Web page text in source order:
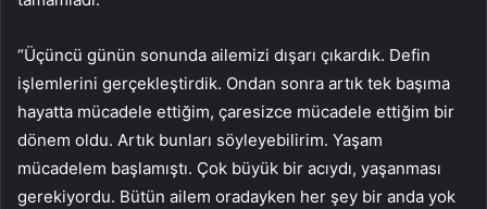
“Üçüncü günün sonunda ailemizi dışarı çıkardık. Defin
işlemlerini gerçekleştirdik. Ondan sonra artık tek başıma
hayatta mücadele ettiğim, çaresizce mücadele ettiğim bir
dönem oldu. Artık bunları söyleyebilirim. Yaşam
mücadelem başlamıştı. Çok büyük bir acıydı, yaşanması
gerekiyordu. Bütün ailem oradayken her şey bir anda yok